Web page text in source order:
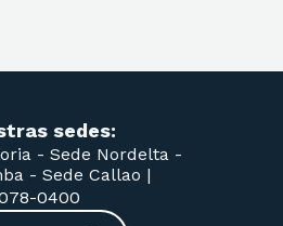
sedes:
- Sede Nordelta -
- Sede Callao |
0400